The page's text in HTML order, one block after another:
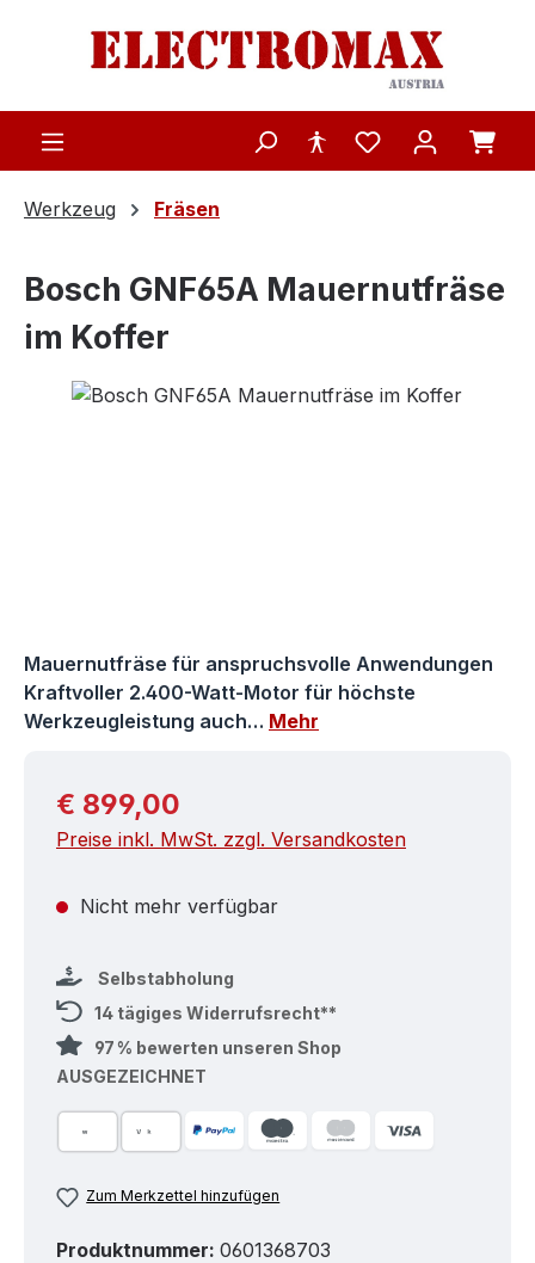
Zum Hauptinhalt springen
Werkzeug Fräsen
Bosch GNF65A Mauernutfräse
im Koffer
Bildergalerie überspringen
Mauernutfräse für anspruchsvolle Anwendungen
Kraftvoller 2.400-Watt-Motor für höchste
Werkzeugleistung auch… Mehr
Regulärer Preis:
€ 899,00
Preise inkl. MwSt. zzgl. Versandkosten
Nicht mehr verfügbar
Selbstabholung
14 tägiges Widerrufsrecht**
97 % bewerten unseren Shop
AUSGEZEICHNET
Zum Merkzettel hinzufügen
Produktnummer: 0601368703